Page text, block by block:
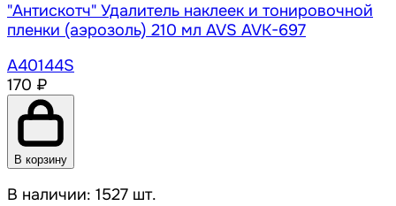
"Антискотч" Удалитель наклеек и тонировочной
пленки (аэрозоль) 210 мл AVS AVK-697
A40144S
170 ₽
В корзину
В наличии: 1527 шт.